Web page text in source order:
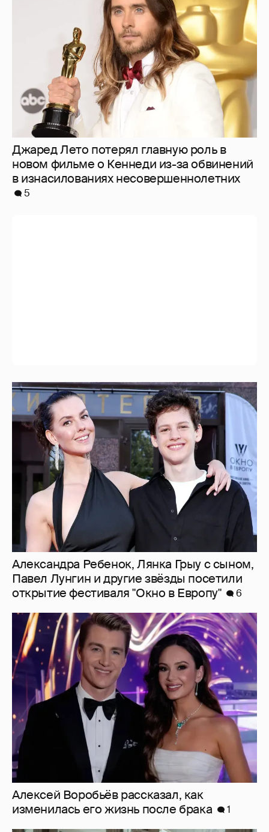
Джаред Лето потерял главную роль в
новом фильме о Кеннеди из-за обвинений
в изнасилованиях несовершеннолетних
5
Александра Ребенок, Лянка Грыу с сыном,
Павел Лунгин и другие звёзды посетили
открытие фестиваля "Окно в Европу"
6
Алексей Воробьёв рассказал, как
изменилась его жизнь после брака
1